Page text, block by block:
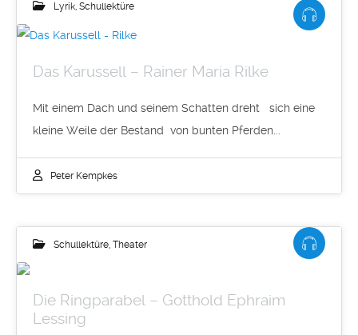
Lyrik, Schullektüre
Das Karussell – Rainer Maria Rilke
Mit einem Dach und seinem Schatten dreht sich eine
kleine Weile der Bestand von bunten Pferden...
Peter Kempkes
Schullektüre, Theater
Die Ringparabel – Gotthold Ephraim
Lessing